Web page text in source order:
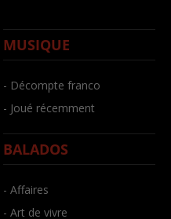
MUSIQUE
- Décompte franco
- Joué récemment
BALADOS
- Affaires
- Art de vivre